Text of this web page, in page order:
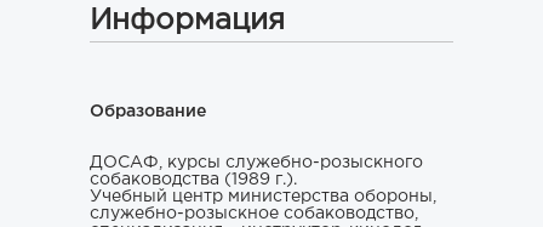
Информация
Образование
ДОСАФ, курсы служебно-розыскного
собаководства (1989 г.).
Учебный центр министерства обороны,
служебно-розыскное собаководство,